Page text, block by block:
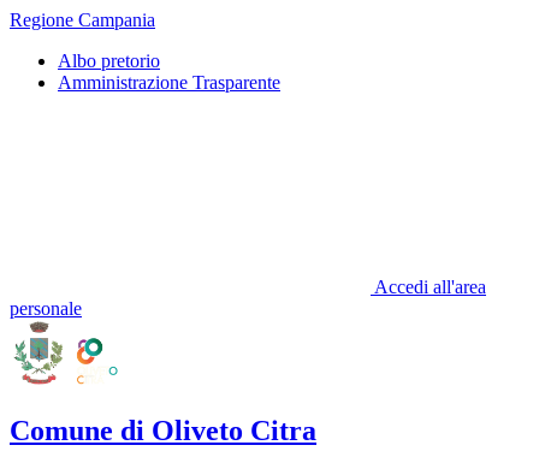
Regione Campania
Albo pretorio
Amministrazione Trasparente
Accedi all'area
personale
Comune di Oliveto Citra